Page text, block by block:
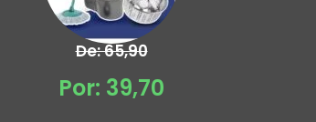
De: 65,90
Por: 39,70